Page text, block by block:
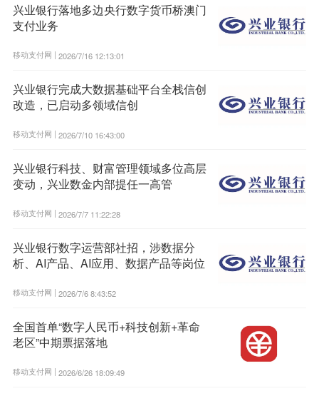
兴业银行落地多边央行数字货币桥澳门
支付业务
移动支付网 | 2026/7/16 12:13:01
兴业银行完成大数据基础平台全栈信创
改造，已启动多领域信创
移动支付网 | 2026/7/10 16:43:00
兴业银行科技、财富管理领域多位高层
变动，兴业数金内部提任一高管
移动支付网 | 2026/7/7 11:22:28
兴业银行数字运营部社招，涉数据分
析、AI产品、AI应用、数据产品等岗位
移动支付网 | 2026/7/6 8:43:52
全国首单“数字人民币+科技创新+革命
老区”中期票据落地
移动支付网 | 2026/6/26 18:09:49